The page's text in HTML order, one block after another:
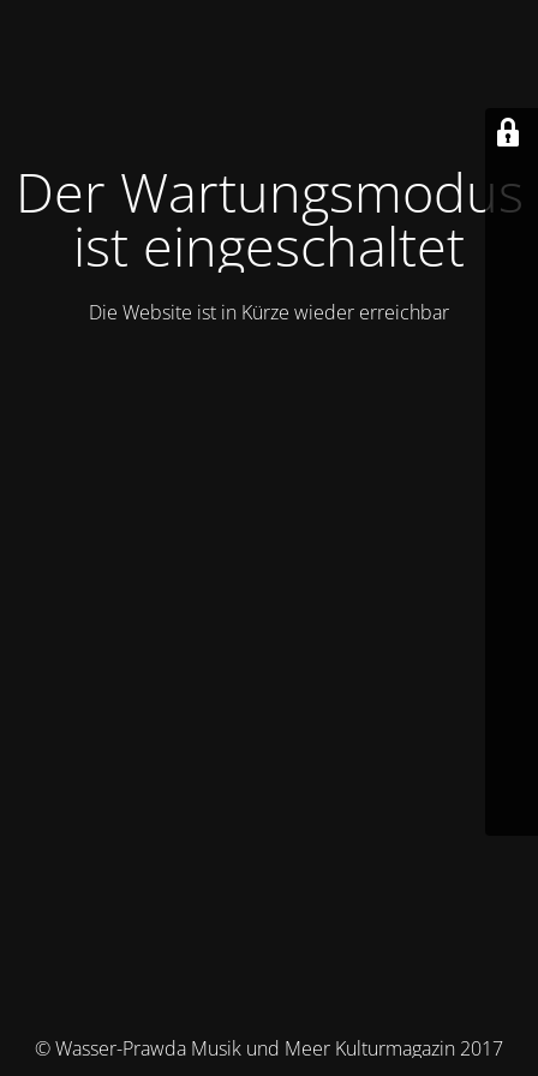
Der Wartungsmodus
ist eingeschaltet
Die Website ist in Kürze wieder erreichbar
© Wasser-Prawda Musik und Meer Kulturmagazin 2017